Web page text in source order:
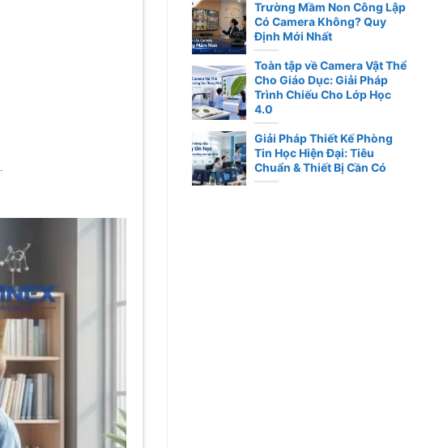
Trường Mầm Non Công Lập
Có Camera Không? Quy
Định Mới Nhất
Toàn tập về Camera Vật Thể
Cho Giáo Dục: Giải Pháp
Trình Chiếu Cho Lớp Học
4.0
Giải Pháp Thiết Kế Phòng
Tin Học Hiện Đại: Tiêu
Chuẩn & Thiết Bị Cần Có